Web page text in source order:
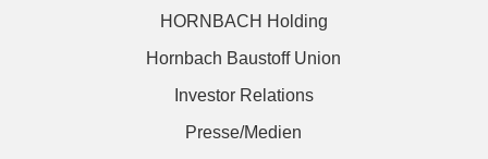
HORNBACH Holding
Hornbach Baustoff Union
Investor Relations
Presse/Medien